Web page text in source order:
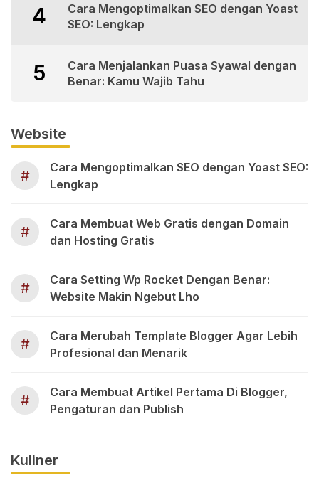
4
Cara Mengoptimalkan SEO dengan Yoast
SEO: Lengkap
5
Cara Menjalankan Puasa Syawal dengan
Benar: Kamu Wajib Tahu
Website
#
Cara Mengoptimalkan SEO dengan Yoast SEO:
Lengkap
#
Cara Membuat Web Gratis dengan Domain
dan Hosting Gratis
#
Cara Setting Wp Rocket Dengan Benar:
Website Makin Ngebut Lho
#
Cara Merubah Template Blogger Agar Lebih
Profesional dan Menarik
#
Cara Membuat Artikel Pertama Di Blogger,
Pengaturan dan Publish
Kuliner